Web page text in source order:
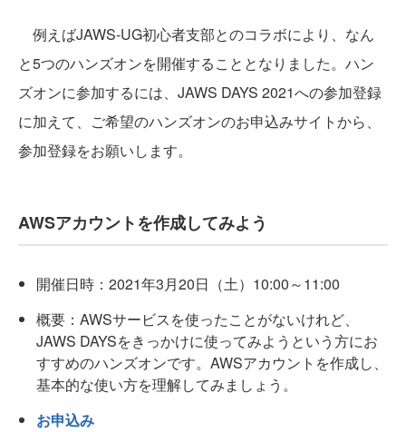
例えばJAWS-UG初心者支部とのコラボにより、なん
と5つのハンズオンを開催することとなりました。ハン
ズオンに参加するには、JAWS DAYS 2021への参加登録
に加えて、ご希望のハンズオンのお申込みサイトから、
参加登録をお願いします。
AWSアカウントを作成してみよう
開催日時：2021年3月20日（土）10:00～11:00
概要：AWSサービスを使ったことがないけれど、
JAWS DAYSをきっかけに使ってみようという方にお
すすめのハンズオンです。AWSアカウントを作成し、
基本的な使い方を理解してみましょう。
お申込み